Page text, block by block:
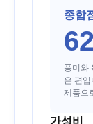
종합
62
풍미와
은 편
제품으
가성비